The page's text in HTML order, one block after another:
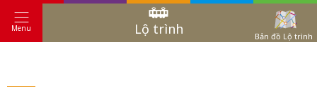
Menu Lộ trình Bản đồ Lộ trình